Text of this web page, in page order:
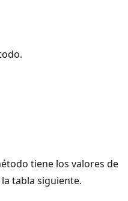
tiene los valores de
tabla siguiente.